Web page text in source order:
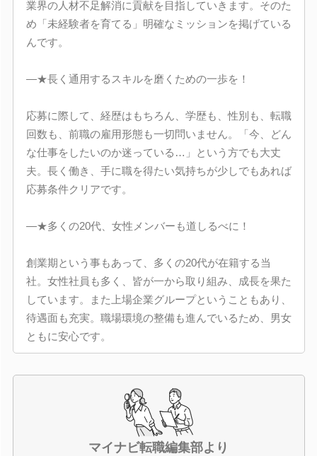
業界の人材不足解消に貢献を目指していきます。そのた
め「未経験者を育てる」明確なミッションを掲げている
んです。
―★長く通用するスキルを磨くための一歩を！
応募に際して、経歴はもちろん、学歴も、性別も、転職
回数も、前職の雇用形態も一切問いません。「今、どん
な仕事をしたいのか迷っている…」という方でも大丈
夫。長く働き、手に職を得たい気持ちが少しでもあれば
応募条件クリアです。
―★多くの20代、女性メンバーも道しるべに！
創業期という事もあって、多くの20代が在籍する当
社。女性社員も多く、皆が一から取り組み、成長を果た
しています。また上場企業グループということもあり、
待遇面も充実。職場環境の整備も進んでいるため、男女
ともに安心です。
マイナビ転職編集部より